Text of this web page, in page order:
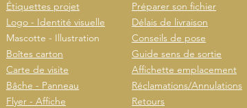
Étiquettes projet
Logo - Identité visuelle
Mascotte - Illustration
Boîtes carton
Carte de visite
Bâche - Panneau
Flyer - Affiche
Préparer son fichier
Délais de livraison
Conseils de pose
Guide sens de sortie
Affichette emplacement
Réclamations/Annulations
Retours